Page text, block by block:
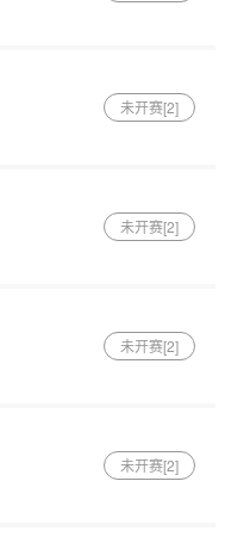
未开赛[2]
未开赛[2]
未开赛[2]
未开赛[2]